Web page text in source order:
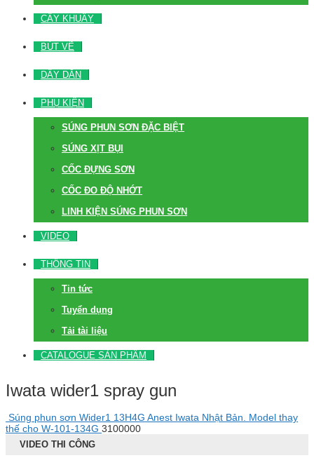
CÂY KHUẤY
BÚT VẼ
DÂY DẪN
PHỤ KIỆN
SÚNG PHUN SƠN ĐẶC BIỆT
SÚNG XỊT BỤI
CỐC ĐỰNG SƠN
CỐC ĐO ĐỘ NHỚT
LINH KIỆN SÚNG PHUN SƠN
VIDEO
THÔNG TIN
Tin tức
Tuyển dụng
Tải tài liệu
CATALOGUE SẢN PHẨM
Iwata wider1 spray gun
Súng phun sơn Wider1 13H4G Anest Iwata Nhật Bản. Model thay
thế cho W-101-134G 3100000
VIDEO THI CÔNG